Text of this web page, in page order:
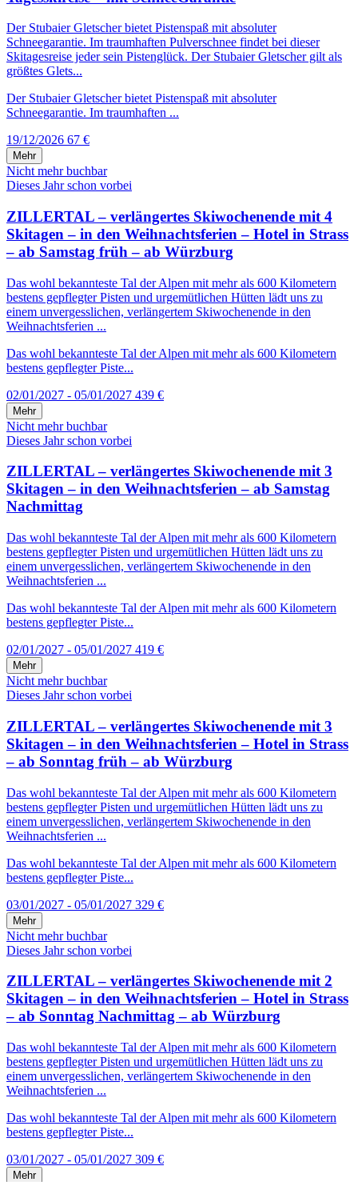
Der Stubaier Gletscher bietet Pistenspaß mit absoluter
Schneegarantie. Im traumhaften Pulverschnee findet bei dieser
Skitagesreise jeder sein Pistenglück. Der Stubaier Gletscher gilt als
größtes Glets...
Der Stubaier Gletscher bietet Pistenspaß mit absoluter
Schneegarantie. Im traumhaften ...
19/12/2026 67 €
Mehr
Nicht mehr buchbar
Dieses Jahr schon vorbei
ZILLERTAL – verlängertes Skiwochenende mit 4
Skitagen – in den Weihnachtsferien – Hotel in Strass
– ab Samstag früh – ab Würzburg
Das wohl bekannteste Tal der Alpen mit mehr als 600 Kilometern
bestens gepflegter Pisten und urgemütlichen Hütten lädt uns zu
einem unvergesslichen, verlängertem Skiwochenende in den
Weihnachtsferien ...
Das wohl bekannteste Tal der Alpen mit mehr als 600 Kilometern
bestens gepflegter Piste...
02/01/2027 - 05/01/2027 439 €
Mehr
Nicht mehr buchbar
Dieses Jahr schon vorbei
ZILLERTAL – verlängertes Skiwochenende mit 3
Skitagen – in den Weihnachtsferien – ab Samstag
Nachmittag
Das wohl bekannteste Tal der Alpen mit mehr als 600 Kilometern
bestens gepflegter Pisten und urgemütlichen Hütten lädt uns zu
einem unvergesslichen, verlängertem Skiwochenende in den
Weihnachtsferien ...
Das wohl bekannteste Tal der Alpen mit mehr als 600 Kilometern
bestens gepflegter Piste...
02/01/2027 - 05/01/2027 419 €
Mehr
Nicht mehr buchbar
Dieses Jahr schon vorbei
ZILLERTAL – verlängertes Skiwochenende mit 3
Skitagen – in den Weihnachtsferien – Hotel in Strass
– ab Sonntag früh – ab Würzburg
Das wohl bekannteste Tal der Alpen mit mehr als 600 Kilometern
bestens gepflegter Pisten und urgemütlichen Hütten lädt uns zu
einem unvergesslichen, verlängertem Skiwochenende in den
Weihnachtsferien ...
Das wohl bekannteste Tal der Alpen mit mehr als 600 Kilometern
bestens gepflegter Piste...
03/01/2027 - 05/01/2027 329 €
Mehr
Nicht mehr buchbar
Dieses Jahr schon vorbei
ZILLERTAL – verlängertes Skiwochenende mit 2
Skitagen – in den Weihnachtsferien – Hotel in Strass
– ab Sonntag Nachmittag – ab Würzburg
Das wohl bekannteste Tal der Alpen mit mehr als 600 Kilometern
bestens gepflegter Pisten und urgemütlichen Hütten lädt uns zu
einem unvergesslichen, verlängertem Skiwochenende in den
Weihnachtsferien ...
Das wohl bekannteste Tal der Alpen mit mehr als 600 Kilometern
bestens gepflegter Piste...
03/01/2027 - 05/01/2027 309 €
Mehr